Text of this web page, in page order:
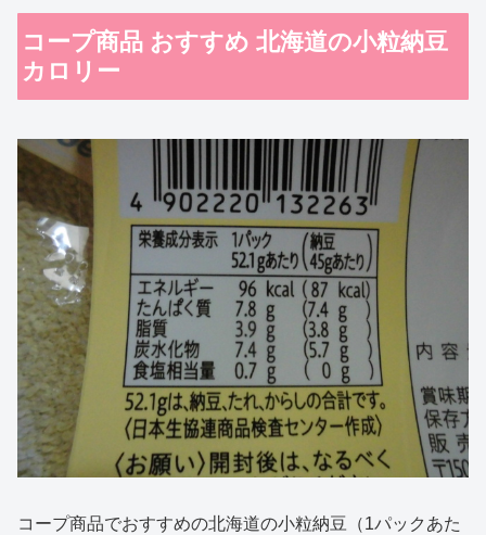
コープ商品 おすすめ 北海道の小粒納豆
カロリー
コープ商品でおすすめの北海道の小粒納豆（1パックあた